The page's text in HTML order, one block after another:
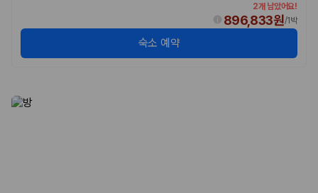
2개 남았어요!
896,833원/1박
숙소 예약